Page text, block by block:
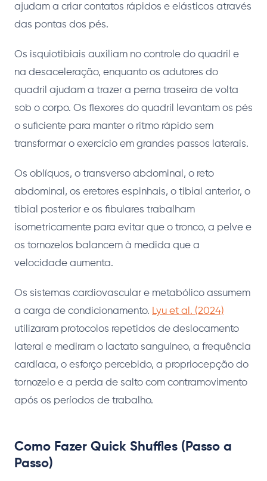
ajudam a criar contatos rápidos e elásticos através
das pontas dos pés.
Os isquiotibiais auxiliam no controle do quadril e
na desaceleração, enquanto os adutores do
quadril ajudam a trazer a perna traseira de volta
sob o corpo. Os flexores do quadril levantam os pés
o suficiente para manter o ritmo rápido sem
transformar o exercício em grandes passos laterais.
Os oblíquos, o transverso abdominal, o reto
abdominal, os eretores espinhais, o tibial anterior, o
tibial posterior e os fibulares trabalham
isometricamente para evitar que o tronco, a pelve e
os tornozelos balancem à medida que a
velocidade aumenta.
Os sistemas cardiovascular e metabólico assumem
a carga de condicionamento. Lyu et al. (2024)
utilizaram protocolos repetidos de deslocamento
lateral e mediram o lactato sanguíneo, a frequência
cardíaca, o esforço percebido, a propriocepção do
tornozelo e a perda de salto com contramovimento
após os períodos de trabalho.
Como Fazer Quick Shuffles (Passo a
Passo)